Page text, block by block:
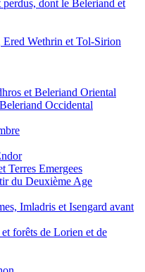
perdus, dont le Beleriand et
Wethrin et Tol-Sirion
et Beleriand Oriental
Occidental
Terres Emergees
du Deuxième Age
Imladris et Isengard avant
forêts de Lorien et de